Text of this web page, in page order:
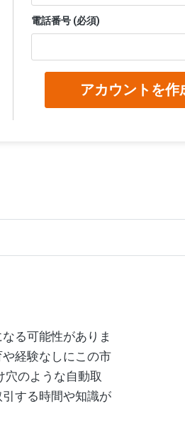
電話番号 (必須)
アカウントを作
る可能性がありま
経験なしにこの市
穴のような自動取
する時間や知識が